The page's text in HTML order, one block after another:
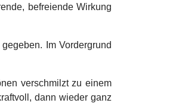
befreiende Wirkung
Im Vordergrund
verschmilzt zu einem
dann wieder ganz